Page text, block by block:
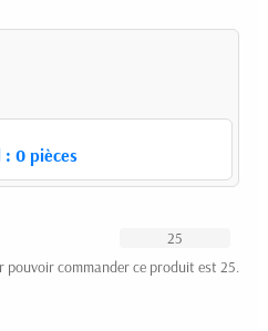
: 0pièces
commander ce produit est 25.